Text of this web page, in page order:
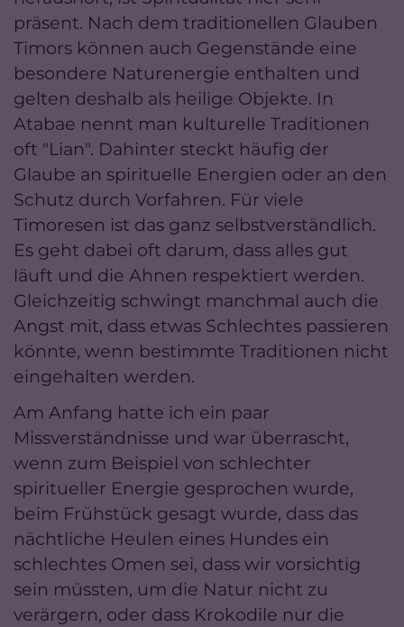
präsent. Nach dem traditionellen Glauben
Timors können auch Gegenstände eine
besondere Naturenergie enthalten und
gelten deshalb als heilige Objekte. In
Atabae nennt man kulturelle Traditionen
oft "Lian". Dahinter steckt häufig der
Glaube an spirituelle Energien oder an den
Schutz durch Vorfahren. Für viele
Timoresen ist das ganz selbstverständlich.
Es geht dabei oft darum, dass alles gut
läuft und die Ahnen respektiert werden.
Gleichzeitig schwingt manchmal auch die
Angst mit, dass etwas Schlechtes passieren
könnte, wenn bestimmte Traditionen nicht
eingehalten werden.
Am Anfang hatte ich ein paar
Missverständnisse und war überrascht,
wenn zum Beispiel von schlechter
spiritueller Energie gesprochen wurde,
beim Frühstück gesagt wurde, dass das
nächtliche Heulen eines Hundes ein
schlechtes Omen sei, dass wir vorsichtig
sein müssten, um die Natur nicht zu
verärgern, oder dass Krokodile nur die